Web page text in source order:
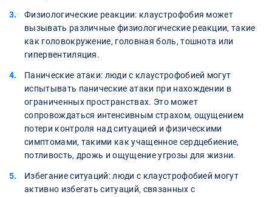
Физиологические реакции: клаустрофобия может
вызывать различные физиологические реакции, такие
как головокружение, головная боль, тошнота или
гипервентиляция.
Панические атаки: люди с клаустрофобией могут
испытывать панические атаки при нахождении в
ограниченных пространствах. Это может
сопровождаться интенсивным страхом, ощущением
потери контроля над ситуацией и физическими
симптомами, такими как учащенное сердцебиение,
потливость, дрожь и ощущение угрозы для жизни.
Избегание ситуаций: люди с клаустрофобией могут
активно избегать ситуаций, связанных с